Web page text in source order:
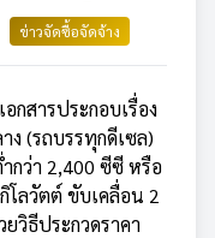
ข่าวจัดซื้อจัดจ้าง
กสารประกอบเรื่อง
ง (รถบรรทุกดีเซล)
กว่า 2,400 ซีซี หรือ
โลวัตต์ ขับเคลื่อน 2
วิธีประกวดราคา